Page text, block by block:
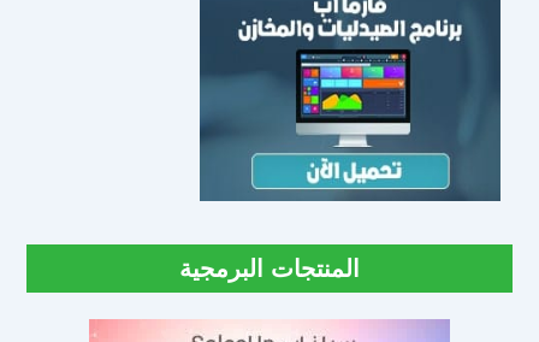
المنتجات البرمجية